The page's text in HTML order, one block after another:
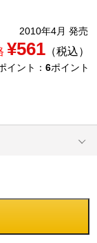
2010年4月 発売
¥561（税込）
イント： 6ポイント